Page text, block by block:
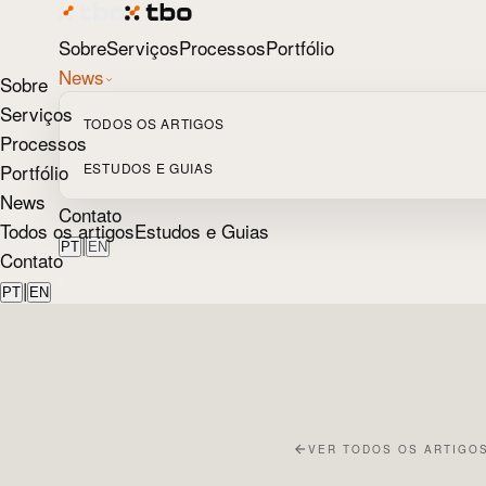
SobreServiçosProcessosPortfólio
News
TODOS OS ARTIGOS
ESTUDOS E GUIAS
Contato
PT| EN
Sobre
Serviços
Processos
Portfólio
News
Todos os artigosEstudos e Guias
Contato
PT | EN
VER TODOS OS